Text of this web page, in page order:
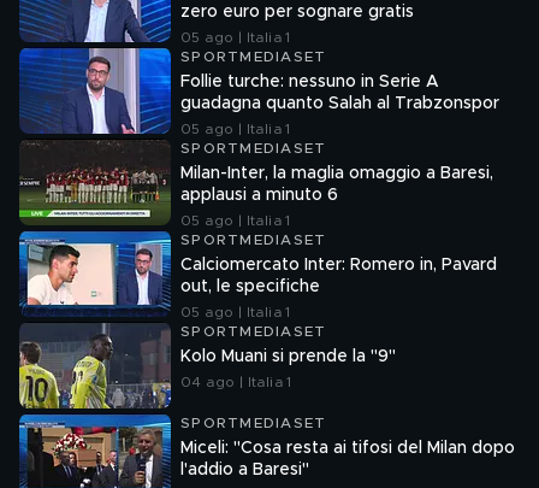
zero euro per sognare gratis
05 ago | Italia 1
SPORTMEDIASET
Follie turche: nessuno in Serie A
guadagna quanto Salah al Trabzonspor
05 ago | Italia 1
SPORTMEDIASET
Milan-Inter, la maglia omaggio a Baresi,
applausi a minuto 6
05 ago | Italia 1
SPORTMEDIASET
Calciomercato Inter: Romero in, Pavard
out, le specifiche
05 ago | Italia 1
SPORTMEDIASET
Kolo Muani si prende la "9"
04 ago | Italia 1
SPORTMEDIASET
Miceli: "Cosa resta ai tifosi del Milan dopo
l'addio a Baresi"